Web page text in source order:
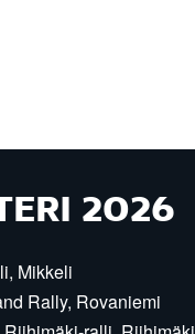
2026
Mikkeli
Rally, Rovaniemi